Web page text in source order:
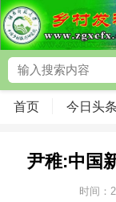
首页 今日头条
尹稚:中国
时间：